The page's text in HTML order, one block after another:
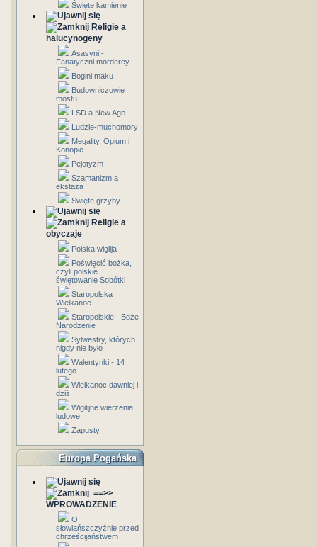
Święte kamienie
Religie a
halucynogeny
Asasyni -
Fanatyczni mordercy
Bogini maku
Budowniczowie
mostu
LSD a New Age
Ludzie-muchomory
Megality, Opium i
Konopie
Pejotyzm
Szamanizm a
ekstaza
Święte grzyby
Religie a
obyczaje
Polska wigilja
Poświęcić bożka,
czyli polskie
świętowanie Sobótki
Staropolska
Wielkanoc
Staropolskie - Boże
Narodzenie
Sylwestry, których
nigdy nie było
Walentynki - 14
lutego
Wielkanoc dawniej i
dziś
Wigilijne wierzenia
ludowe
Zapusty
Europa Pogańska
==>>
WPROWADZENIE
O
słowiańszczyźnie przed
chrześcijaństwem